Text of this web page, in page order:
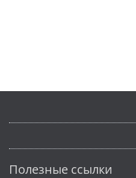
Полезные ссылки